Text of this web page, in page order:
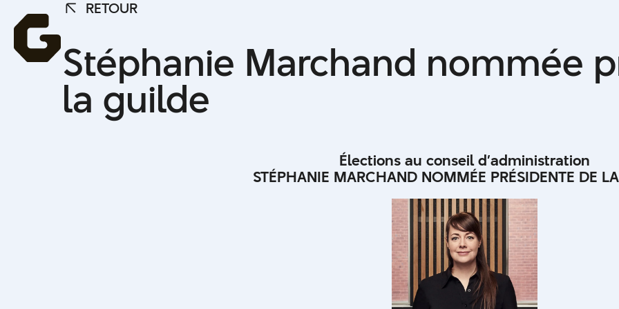
Stéphanie
nommée
RETOUR
Stéphanie Marchand nommée
la guilde
Élections au conseil d’administration
STÉPHANIE MARCHAND NOMMÉE PRÉSIDENTE DE